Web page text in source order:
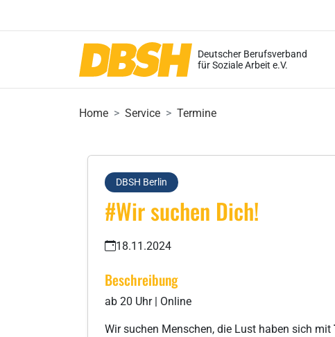
Deutscher Berufsverband
für Soziale Arbeit e.V.
Home Service Termine
DBSH Berlin
#Wir suchen Dich!
18.11.2024
Beschreibung
ab 20 Uhr | Online
Wir suchen Menschen, die Lust haben sich mit